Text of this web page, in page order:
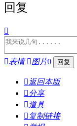
回复

表情 图片0
 返回本版
分享
 道具
 复制链接